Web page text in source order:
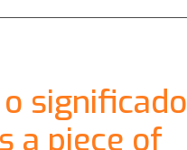
significado
a piece of